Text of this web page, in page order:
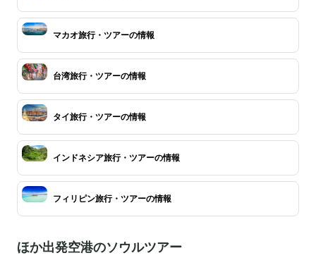
マカオ旅行・ツアーの情報
台湾旅行・ツアーの情報
タイ旅行・ツアーの情報
インドネシア旅行・ツアーの情報
フィリピン旅行・ツアーの情報
ほか出発空港のソウルツアー